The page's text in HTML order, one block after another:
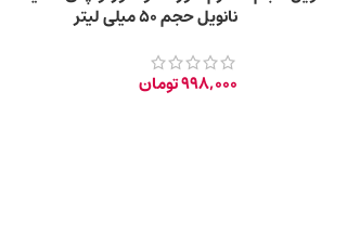
نانویل حجم 50 میلی لیتر
998,000تومان